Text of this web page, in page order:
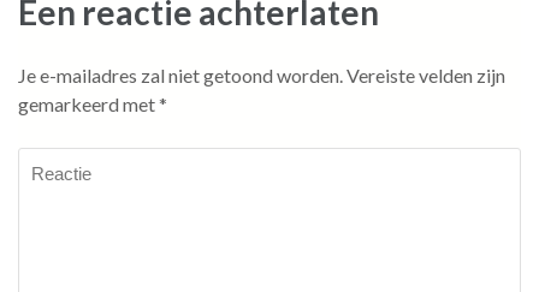
Een reactie achterlaten
Je e-mailadres zal niet getoond worden.Vereiste velden zijn
gemarkeerd met*